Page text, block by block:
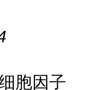
胞因子